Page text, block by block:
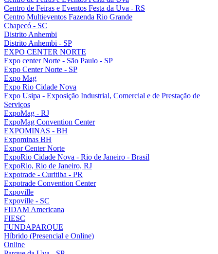
Centro de Feiras e Eventos Festa da Uva - RS
Centro Multieventos Fazenda Rio Grande
Chapecó - SC
Distrito Anhembi
Distrito Anhembi - SP
EXPO CENTER NORTE
Expo center Norte - São Paulo - SP
Expo Center Norte - SP
Expo Mag
Expo Rio Cidade Nova
Expo Usipa - Exposição Industrial, Comercial e de Prestação de
Serviços
ExpoMag - RJ
ExpoMag Convention Center
EXPOMINAS - BH
Expominas BH
Expor Center Norte
ExpoRio Cidade Nova - Rio de Janeiro - Brasil
ExpoRio, Rio de Janeiro, RJ
Expotrade - Curitiba - PR
Expotrade Convention Center
Expoville
Expoville - SC
FIDAM Americana
FIESC
FUNDAPARQUE
Híbrido (Presencial e Online)
Online